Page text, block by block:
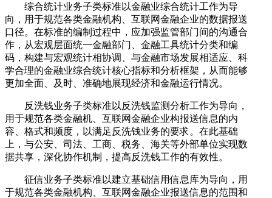
综合统计业务子类标准以金融业综合统计工作为导
向，用于规范各类金融机构、互联网金融企业的数据报送
口径。在标准的编制过程中，应加强监管部门间的沟通合
作，从宏观层面统一金融部门、金融工具统计分类和编
码，构建与宏观统计相协调、与金融市场发展相适应、科
学合理的金融业综合统计核心指标和分析框架，从而能够
更加全面、及时、准确地展现经济和金融运行情况。
反洗钱业务子类标准以反洗钱监测分析工作为导向，
用于规范各类金融机、互联网金融企业构报送信息的内
容、格式和频度，以满足反洗钱业务的要求。在此基础
上，与公安、司法、工商、税务、海关等外部单位实现数
据共享，深化协作机制，提高反洗钱工作的有效性。
征信业务子类标准以建立基础信用信息库为导向，用
于规范各类金融机构、互联网金融企业报送信息的范围和